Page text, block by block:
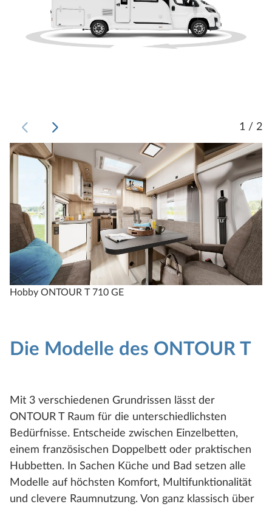
1 / 2
Hobby ONTOUR T 710 GE
Die Modelle des ONTOUR T
Mit 3 verschiedenen Grundrissen lässt der
ONTOUR T Raum für die unterschiedlichsten
Bedürfnisse. Entscheide zwischen Einzelbetten,
einem französischen Doppelbett oder praktischen
Hubbetten. In Sachen Küche und Bad setzen alle
Modelle auf höchsten Komfort, Multifunktionalität
und clevere Raumnutzung. Von ganz klassisch über